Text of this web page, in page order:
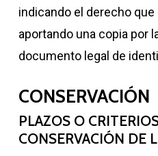
indicando el derecho
aportando una copia por
documento legal de
CONSERVACIÓN
PLAZOS O
CONSERVACIÓN DE